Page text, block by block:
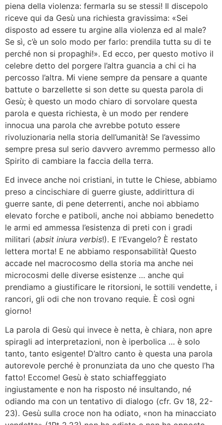
piena della violenza: fermarla su se stessi! Il discepolo
riceve qui da Gesù una richiesta gravissima: «Sei
disposto ad essere tu argine alla violenza ed al male?
Se sì, c’è un solo modo per farlo: prendila tutta su di te
perché non si propaghi!». Ed ecco, per questo motivo il
celebre detto del porgere l’altra guancia a chi ci ha
percosso l’altra. Mi viene sempre da pensare a quante
battute o barzellette si son dette su questa parola di
Gesù; è questo un modo chiaro di sorvolare questa
parola e questa richiesta, è un modo per rendere
innocua una parola che avrebbe potuto essere
rivoluzionaria nella storia dell’umanità! Se l’avessimo
sempre presa sul serio davvero avremmo permesso allo
Spirito di cambiare la faccia della terra.
Ed invece anche noi cristiani, in tutte le Chiese, abbiamo
preso a cincischiare di guerre giuste, addirittura di
guerre sante, di pene deterrenti, anche noi abbiamo
elevato forche e patiboli, anche noi abbiamo benedetto
le armi ed ammessa l’esistenza di preti con i gradi
militari (absit iniura verbis!). E l’Evangelo? È restato
lettera morta! E ne abbiamo responsabilità! Questo
accade nel macrocosmo della storia ma anche nei
microcosmi delle diverse esistenze … anche qui
prendiamo a giustificare le ritorsioni, le sottili vendette, i
rancori, gli odi che non trovano requie. È così ogni
giorno!
La parola di Gesù qui invece è netta, è chiara, non apre
spiragli ad interpretazioni, non è iperbolica … è solo
tanto, tanto esigente! D’altro canto è questa una parola
autorevole perché è pronunziata da uno che questo l’ha
fatto! Eccome! Gesù è stato schiaffeggiato
ingiustamente e non ha risposto né insultando, né
odiando ma con un tentativo di dialogo (cfr. Gv 18, 22-
23). Gesù sulla croce non ha odiato, «non ha minacciato